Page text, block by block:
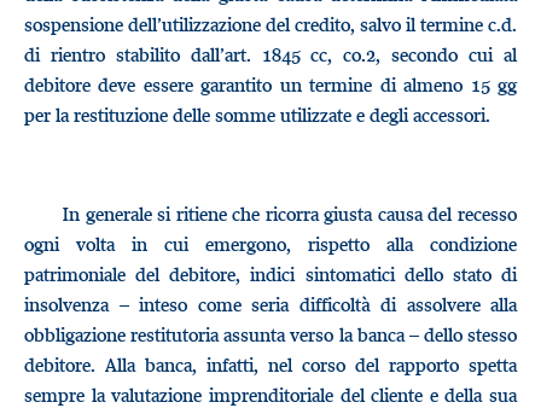
sospensione dell’utilizzazione del credito, salvo il termine c.d.
di rientro stabilito dall’art. 1845 cc, co.2, secondo cui al
debitore deve essere garantito un termine di almeno 15 gg
per la restituzione delle somme utilizzate e degli accessori.
In generale si ritiene che ricorra giusta causa del recesso
ogni volta in cui emergono, rispetto alla condizione
patrimoniale del debitore, indici sintomatici dello stato di
insolvenza – inteso come seria difficoltà di assolvere alla
obbligazione restitutoria assunta verso la banca – dello stesso
debitore. Alla banca, infatti, nel corso del rapporto spetta
sempre la valutazione imprenditoriale del cliente e della sua